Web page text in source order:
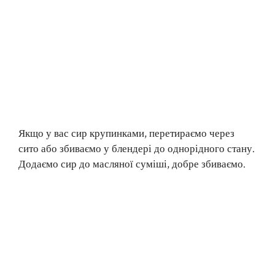
Якщо у вас сир крупинками, перетираємо через
сито або збиваємо у блендері до однорідного стану.
Додаємо сир до масляної суміші, добре збиваємо.